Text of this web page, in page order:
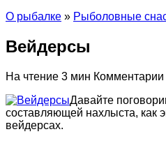
О рыбалке » Рыболовные
Вейдерсы
На чтение 3 мин Комментарии
Давайте
составляющей нахлыста, как
вейдерсах.